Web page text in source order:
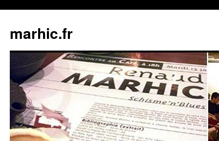
contenu
marhic.fr